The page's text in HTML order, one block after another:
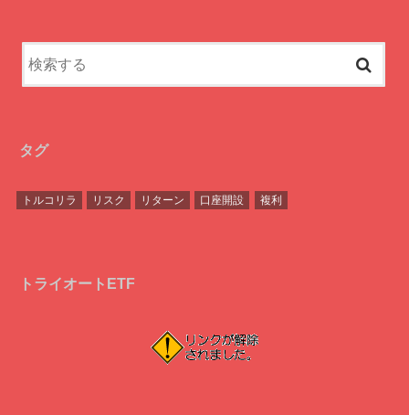
タグ
トルコリラ リスク リターン 口座開設 複利
トライオートETF